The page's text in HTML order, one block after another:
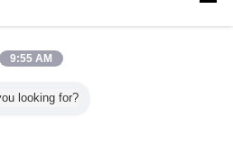
9:55 AM
looking for?